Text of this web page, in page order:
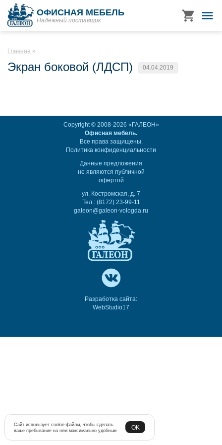
ОФИСНАЯ МЕБЕЛЬ
Надежный поставщик
Главная
Экран боковой (ЛДСП) 04.04.2019
Copyright © 2008-2026 «ГАЛЕОН»
Офисная мебель.
Все права защищены.
Политика конфиденциальности
Данные предложения
не являются публичной
офертой
ул. Костромская, д. 7
Тел.: (8172) 23-99-11
galeon@galeon-vologda.ru
Разработка сайта:
WebStudio17
Сайт использует cookie-файлы, чтобы сделать
ваше пребывание на нем максимально удобным
OK